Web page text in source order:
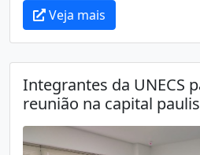
Veja mais
Integrantes da UNECS
reunião na capital